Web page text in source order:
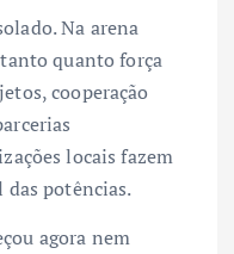
Na arena
quanto força
cooperação
locais fazem
potências.
agora nem